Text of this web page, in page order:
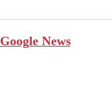
Google News